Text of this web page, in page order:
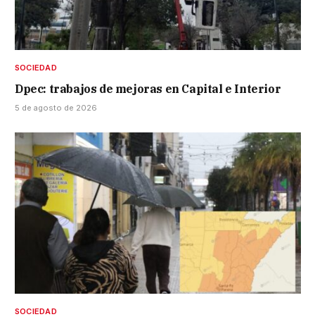
SOCIEDAD
Dpec: trabajos de mejoras en Capital e Interior
5 de agosto de 2026
SOCIEDAD